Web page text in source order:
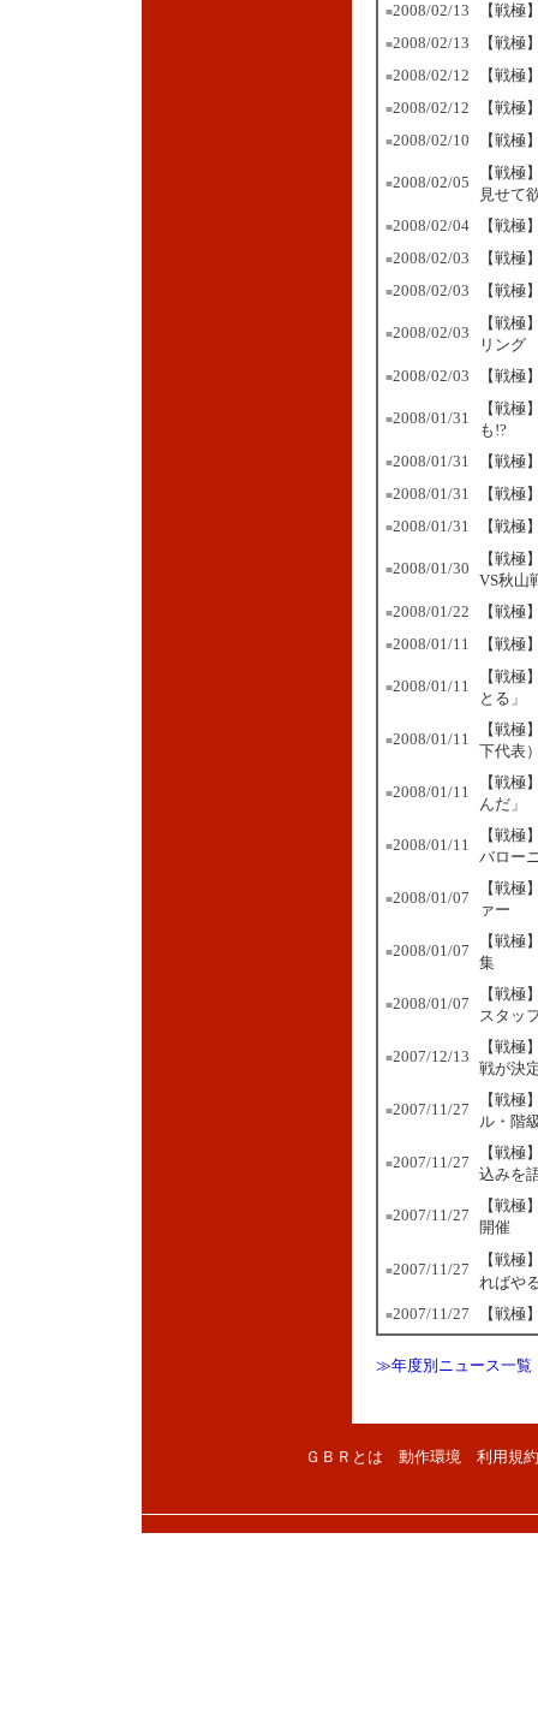
■2008/02/13 【戦極
■2008/02/13 【戦極
■2008/02/12 【戦極
■2008/02/12 【戦極
■2008/02/10 【戦極
■2008/02/05
【戦極
見せて
■2008/02/04 【戦極
■2008/02/03 【戦極
■2008/02/03 【戦極
■2008/02/03
【戦極
リング
■2008/02/03 【戦極
■2008/01/31
【戦極
も!?
■2008/01/31 【戦極
■2008/01/31 【戦極
■2008/01/31 【戦極
■2008/01/30
【戦極
VS秋山
■2008/01/22 【戦極
■2008/01/11 【戦極
■2008/01/11
【戦極
とる」
■2008/01/11
【戦極
下代表
■2008/01/11
【戦極
んだ」
■2008/01/11
【戦極
バロー
■2008/01/07
【戦極
ァー
■2008/01/07
【戦極
集
■2008/01/07
【戦極
スタッ
■2007/12/13
【戦極
戦が決
■2007/11/27
【戦極
ル・階
■2007/11/27
【戦極
込みを
■2007/11/27
【戦極
開催
■2007/11/27
【戦極
ればや
■2007/11/27 【戦
≫年度別ニュース一覧
ＧＢＲとは 動作環境 利用規約